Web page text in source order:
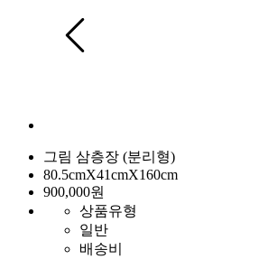
그림 삼층장 (분리형)
80.5cmX41cmX160cm
900,000원
상품유형
일반
배송비